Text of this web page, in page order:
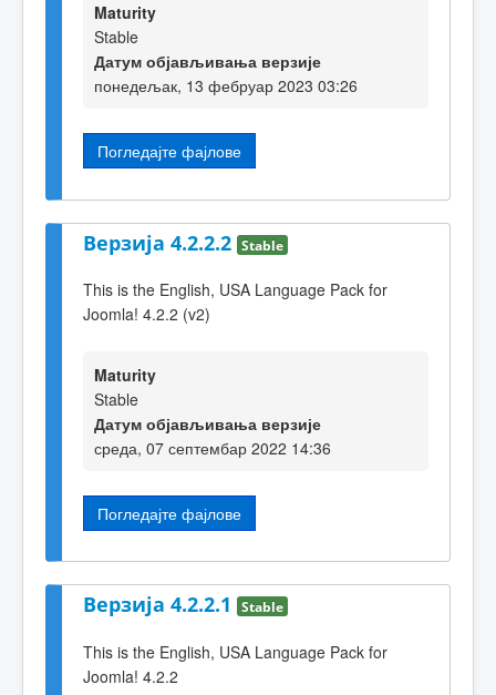
Maturity
Stable
Датум објављивања верзије
понедељак, 13 фебруар 2023 03:26
Погледајте фајлове
Верзија 4.2.2.2 Stable
This is the English, USA Language Pack for
Joomla! 4.2.2 (v2)
Maturity
Stable
Датум објављивања верзије
среда, 07 септембар 2022 14:36
Погледајте фајлове
Верзија 4.2.2.1 Stable
This is the English, USA Language Pack for
Joomla! 4.2.2